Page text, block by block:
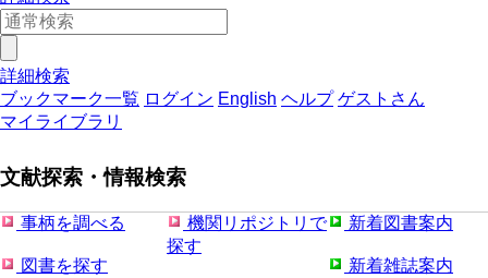
詳細検索
ブックマーク一覧 ログイン English ヘルプ ゲストさん
マイライブラリ
文献探索・情報検索
事柄を調べる
図書を探す
機関リポジトリで
探す
新着図書案内
新着雑誌案内